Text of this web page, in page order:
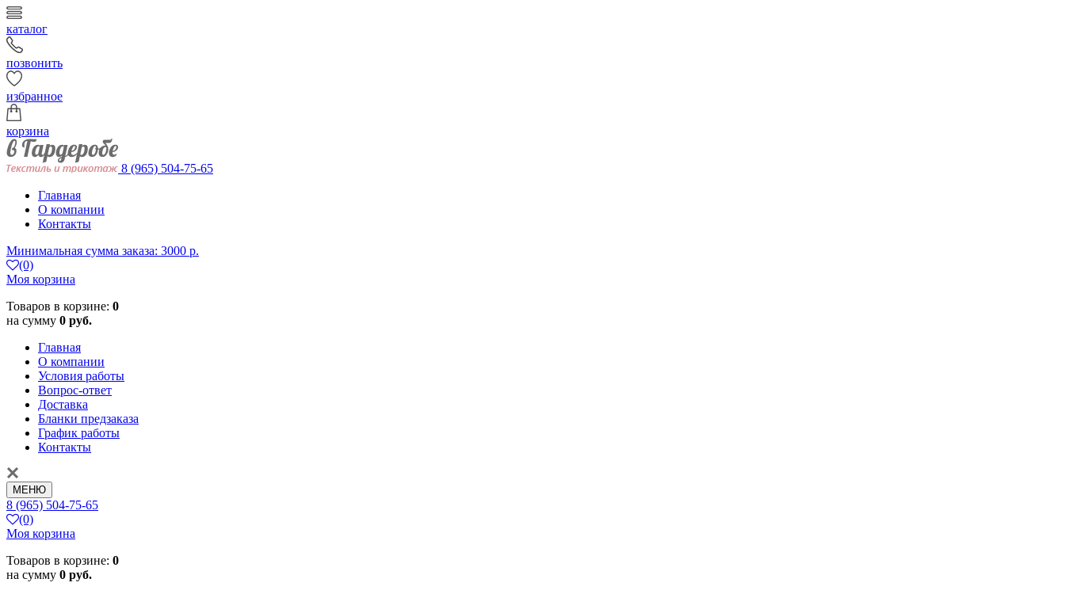
каталог
позвонить
избранное
корзина
8 (965) 504-75-65
Главная
О компании
Контакты
Минимальная сумма заказа: 3000 р.
(0)
Моя корзина
Товаров в корзине: 0
на сумму 0 руб.
Главная
О компании
Условия работы
Вопрос-ответ
Доставка
Бланки предзаказа
График работы
Контакты
МЕНЮ
8 (965) 504-75-65
(0)
Моя корзина
Товаров в корзине: 0
на сумму 0 руб.